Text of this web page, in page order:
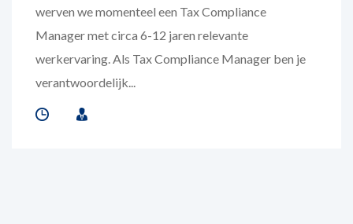
werven we momenteel een Tax Compliance
Manager met circa 6-12 jaren relevante
werkervaring. Als Tax Compliance Manager ben je
verantwoordelijk...